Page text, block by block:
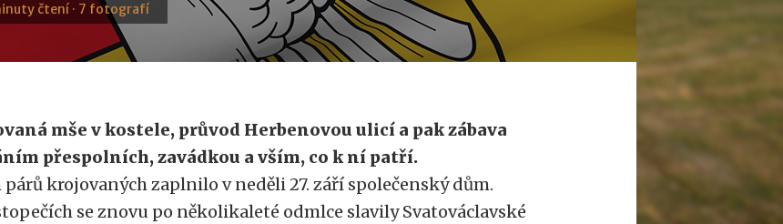
čtení · 7 fotografí
mše v kostele, průvod Herbenovou ulicí a pak zábava
přespolních, zavádkou a vším, co k ní patří.
párů krojovaných zaplnilo v neděli 27. září společenský dům.
se znovu po několikaleté odmlce slavily Svatováclavské